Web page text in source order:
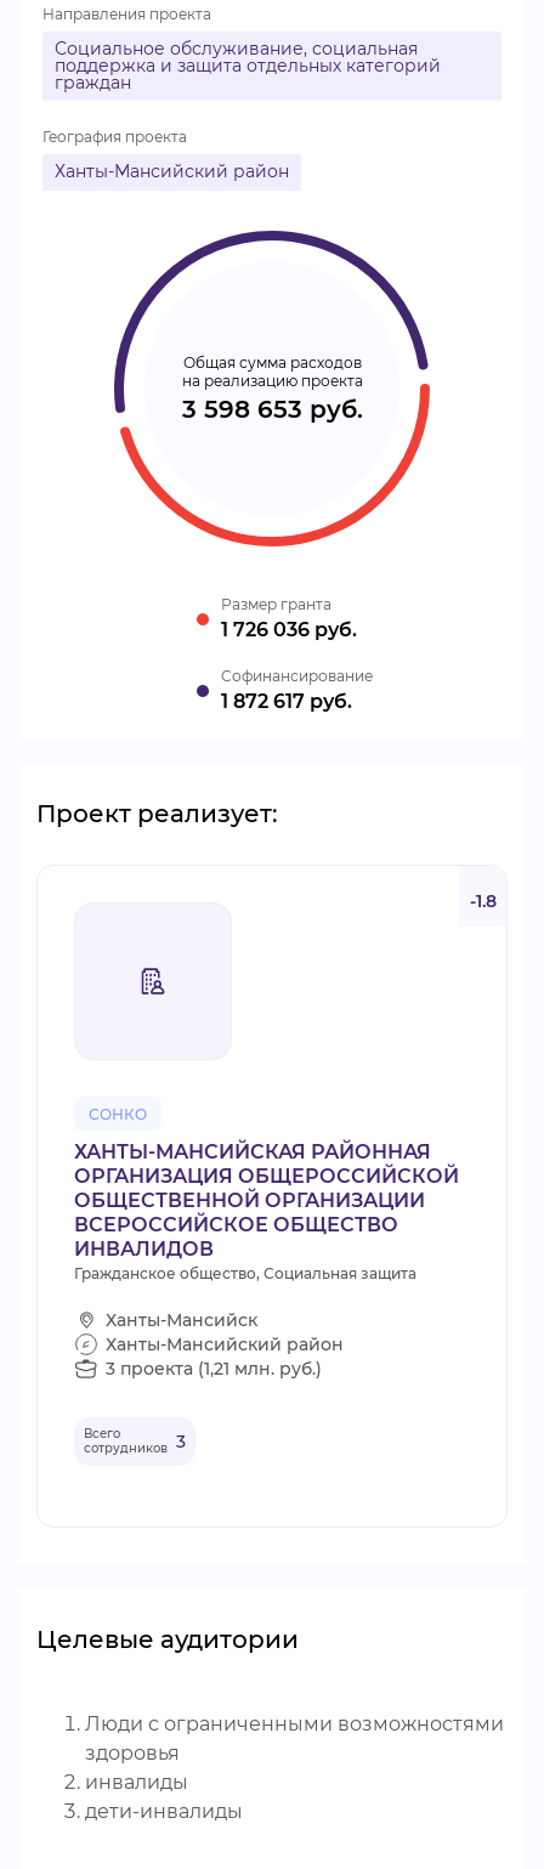
Направления проекта
Социальное обслуживание, социальная
поддержка и защита отдельных категорий
граждан
География проекта
Ханты-Мансийский район
Общая сумма расходов
на реализацию проекта
3 598 653 руб.
Размер гранта
1 726 036 руб.
Cофинансирование
1 872 617 руб.
Проект реализует:
СОНКО
-1.8
ХАНТЫ-МАНСИЙСКАЯ РАЙОННАЯ
ОРГАНИЗАЦИЯ ОБЩЕРОССИЙСКОЙ
ОБЩЕСТВЕННОЙ ОРГАНИЗАЦИИ
ВСЕРОССИЙСКОЕ ОБЩЕСТВО
ИНВАЛИДОВ
Гражданское общество, Социальная защита
Ханты-Мансийск
Ханты-Мансийский район
3 проекта (1,21 млн. руб.)
Всего
сотрудников 3
Целевые аудитории
Люди с ограниченными возможностями
здоровья
инвалиды
дети-инвалиды